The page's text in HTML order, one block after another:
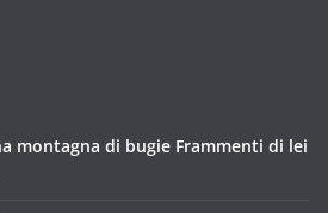
montagna di bugie Frammenti di lei